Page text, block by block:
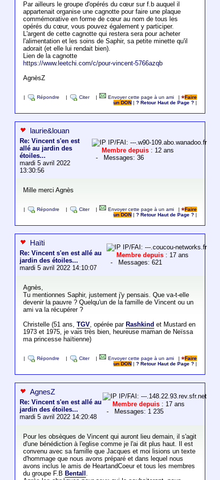
Par ailleurs le groupe d'opérés du cœur sur f.b auquel il
appartenait organise une cagnotte pour faire une plaque
commémorative en forme de cœur au nom de tous les
opérés du cœur, vous pouvez également y participer.
L'argent de cette cagnotte qui restera sera pour acheter
l'alimentation et les soins de Saphir, sa petite minette qu'il
adorait (et elle lui rendait bien).
Lien de la cagnotte
https://www.leetchi.com/c/pour-vincent-5766azqb
AgnèsZ
Répondre Citer Envoyer cette page à un ami |
Faire
un DON
|? Retour Haut de Page ?
laurie&louan
Re: Vincent s'en est
allé au jardin des
étoiles...
mardi 5 avril 2022
13:30:56
IP/FAI: ---.w90-109.abo.wanadoo.fr
Membre depuis : 12 ans
- Messages: 36
Mille merci Agnès
Répondre Citer Envoyer cette page à un ami |
Faire
un DON
|? Retour Haut de Page ?
Haïti
Re: Vincent s'en est allé au
jardin des étoiles...
mardi 5 avril 2022 14:10:07
IP/FAI: ---.coucou-networks.fr
Membre depuis : 17 ans
- Messages: 621
Agnès,
Tu mentionnes Saphir, justement j'y pensais. Que va-t-elle
devenir la pauvre ? Quelqu'un de la famille de Vincent ou un
ami va la récupérer ?
Christelle (51 ans, TGV, opérée par Rashkind et Mustard en
1973 et 1975, je vais très bien, heureuse maman de Neïssa
ma princesse haïtienne)
Répondre Citer Envoyer cette page à un ami |
Faire
un DON
|? Retour Haut de Page ?
AgnesZ
Re: Vincent s'en est allé au
jardin des étoiles...
mardi 5 avril 2022 14:20:48
IP/FAI: ---.148.22.93.rev.sfr.net
Membre depuis : 17 ans
- Messages: 1 235
Pour les obsèques de Vincent qui auront lieu demain, il s'agit
d'une bénédiction à l'eglise comme je l'ai dit plus haut. Il est
convenu avec sa famille que Jacques et moi lisions un texte
d'hommage que nous avons préparé et dans lequel nous
avons inclus le amis de HeartandCoeur et tous les membres
du groupe F.B Bentall .